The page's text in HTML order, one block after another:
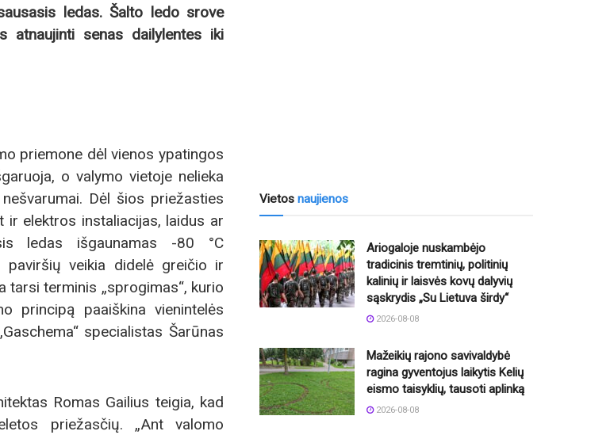
ledas. Šalto ledo srove
atnaujinti senas dailylentes iki
priemone dėl vienos ypatingos
o valymo vietoje nelieka
Dėl šios priežasties
ir elektros instaliacijas, laidus ar
ledas išgaunamas -80 °C
paviršių veikia didelė greičio ir
tarsi terminis „sprogimas“, kurio
principą paaiškina vienintelės
specialistas Šarūnas
Romas Gailius teigia, kad
priežasčių. „Ant valomo
Vietos naujienos
Ariogaloje nuskambėjo
tradicinis tremtinių, politinių
kalinių ir laisvės kovų dalyvių
sąskrydis „Su Lietuva širdy“
2026-08-08
Mažeikių rajono savivaldybė
ragina gyventojus laikytis Kelių
eismo taisyklių, tausoti aplinką
2026-08-08